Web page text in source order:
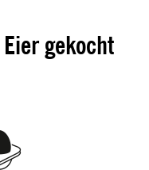
gekocht